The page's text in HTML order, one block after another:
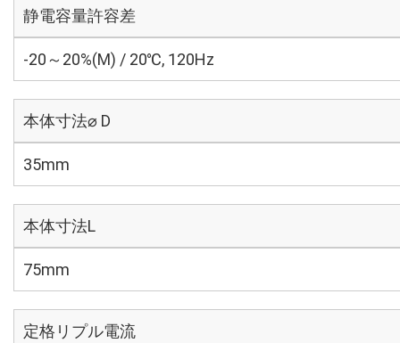
静電容量許容差
-20～20%(M) / 20℃, 120Hz
本体寸法⌀ D
35mm
本体寸法L
75mm
定格リプル電流